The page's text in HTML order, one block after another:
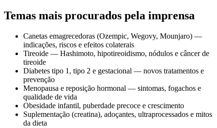
Temas mais procurados pela imprensa
Canetas emagrecedoras (Ozempic, Wegovy, Mounjaro) —
indicações, riscos e efeitos colaterais
Tireoide — Hashimoto, hipotireoidismo, nódulos e câncer de
tireoide
Diabetes tipo 1, tipo 2 e gestacional — novos tratamentos e
prevenção
Menopausa e reposição hormonal — sintomas, fogachos e
qualidade de vida
Obesidade infantil, puberdade precoce e crescimento
Suplementação (creatina), adoçantes, ultraprocessados e mitos
da dieta